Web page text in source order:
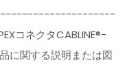
ネクタCABLINE®-
に関する説明または図